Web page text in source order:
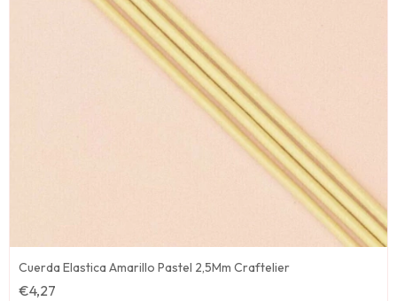
Cuerda Elastica Amarillo Pastel 2,5Mm Craftelier
€4,27